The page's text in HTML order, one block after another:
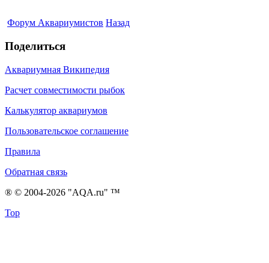
Форум Аквариумистов Назад
Поделиться
Аквариумная Википедия
Расчет совместимости рыбок
Калькулятор аквариумов
Пользовательское соглашение
Правила
Обратная связь
® © 2004-2026 "AQA.ru" ™
Top